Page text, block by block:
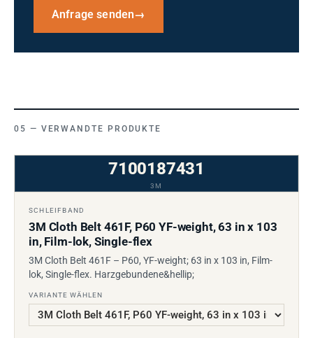
Anfrage senden→
VERWANDTE PRODUKTE
7100187431
3M
SCHLEIFBAND
3M Cloth Belt 461F, P60 YF-weight, 63 in x 103
in, Film-lok, Single-flex
3M Cloth Belt 461F – P60, YF-weight; 63 in x 103 in, Film-
lok, Single-flex. Harzgebundene&hellip;
VARIANTE WÄHLEN